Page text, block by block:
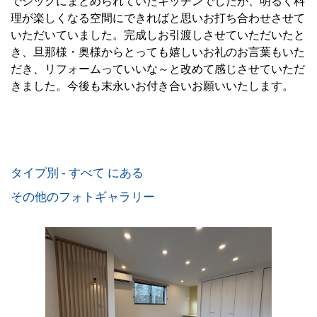
理が楽しくなる空間にできればと思いお打ち合わせさせて
いただいていました。完成しお引渡しさせていただいたと
き、旦那様・奥様からとっても嬉しいお礼のお言葉もいた
だき、リフォームっていいな～と改めて感じさせていただ
きました。今後も末永いお付き合いお願いいたします。
タイプ別 - すべて にある
その他のフォトギャラリー